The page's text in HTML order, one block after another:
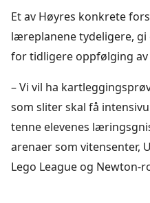
Et av Høyres konkrete
læreplanene tydeligere,
for tidligere oppfølging av
– Vi vil ha
som sliter skal få
tenne elevenes
arenaer som vitensenter,
Lego League og Newton-